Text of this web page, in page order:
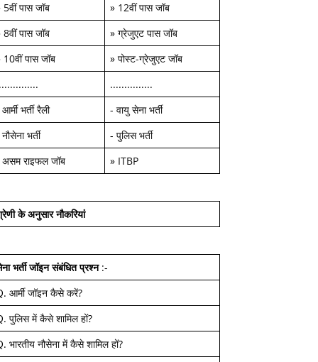
5वीं पास जॉब » 12वीं पास जॉब
8वीं पास जॉब » ग्रेजुएट पास जॉब
10वीं पास जॉब » पोस्ट-ग्रेजुएट जॉब
...............
आर्मी भर्ती रैली - वायु सेना भर्ती
नौसेना भर्ती - पुलिस भर्ती
असम राइफल जॉब » ITBP
के अनुसार नौकरियां
भर्ती जॉइन संबंधित प्रश्न:-
आर्मी जॉइन कैसे करें?
पुलिस में कैसे शामिल हों?
भारतीय नौसेना में कैसे शामिल हों?